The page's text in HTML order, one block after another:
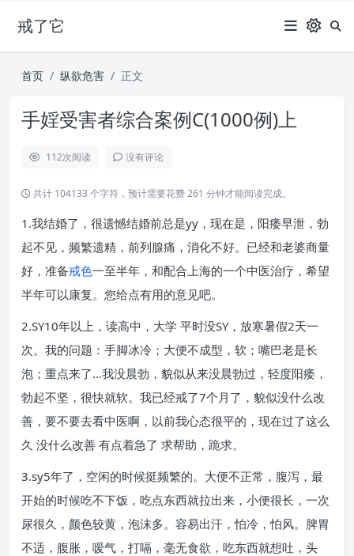
戒了它
首页 纵欲危害 正文
手婬受害者综合案例C(1000例)上
112次阅读 没有评论
共计 104133 个字符，预计需要花费 261 分钟才能阅读完成。
1.我结婚了，很遗憾结婚前总是yy，现在是，阳痿早泄，勃
起不见，频繁遗精，前列腺痛，消化不好。已经和老婆商量
好，准备戒色一至半年，和配合上海的一个中医治疗，希望
半年可以康复。您给点有用的意见吧。
2.SY10年以上，读高中，大学 平时没SY，放寒暑假2天一
次。我的问题：手脚冰冷；大便不成型，软；嘴巴老是长
泡；重点来了…我没晨勃，貌似从来没晨勃过，轻度阳痿，
勃起不坚，很快就软。我已经戒了7个月了，貌似没什么改
善，要不要去看中医啊，以前我心态很平的，现在过了这么
久 没什么改善 有点着急了 求帮助，跪求。
3.sy5年了，空闲的时候挺频繁的。大便不正常，腹泻，最
开始的时候吃不下饭，吃点东西就拉出来，小便很长，一次
尿很久，颜色较黄，泡沫多。容易出汗，怕冷，怕风。脾胃
不适，腹胀，嗳气，打嗝，毫无食欲，吃东西就想吐，头